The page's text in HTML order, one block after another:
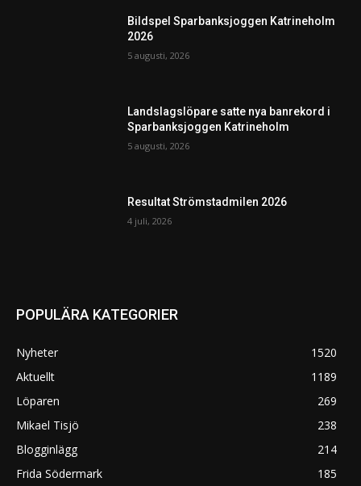
Bildspel Sparbanksjoggen Katrineholm
2026
5 augusti, 2026
Landslagslöpare satte nya banrekord i
Sparbanksjoggen Katrineholm
5 augusti, 2026
Resultat Strömstadmilen 2026
4 juli, 2026
POPULÄRA KATEGORIER
Nyheter
1520
Aktuellt
1189
Löparen
269
Mikael Tisjö
238
Blogginlägg
214
Frida Södermark
185